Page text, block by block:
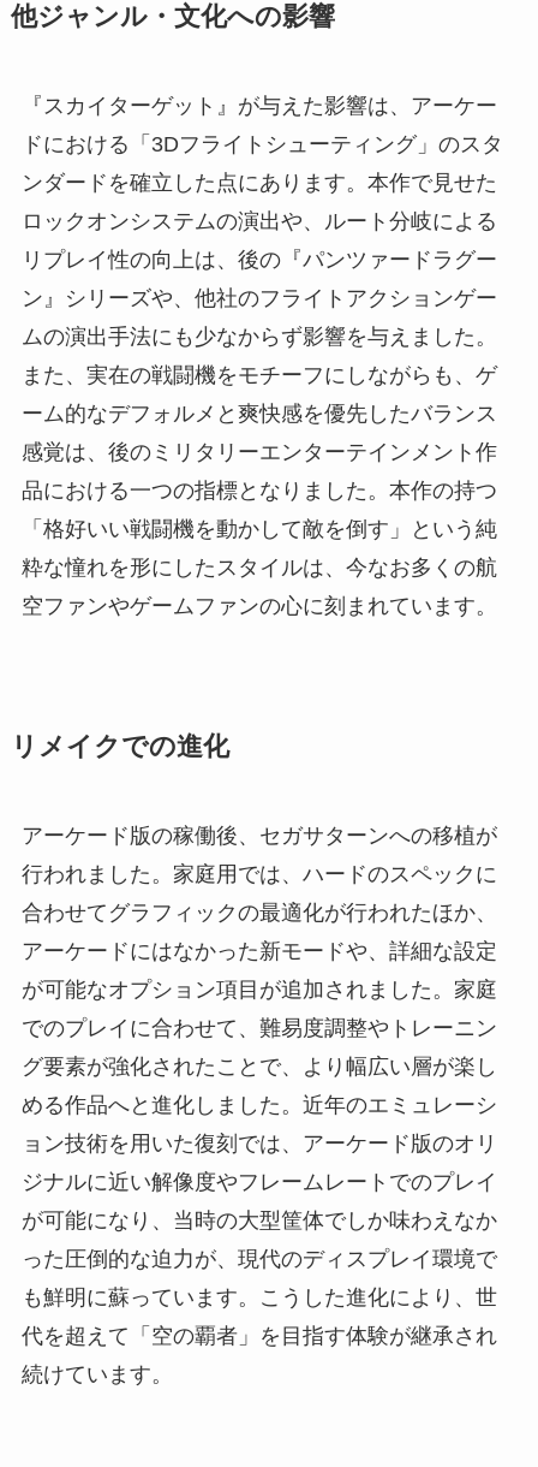
他ジャンル・文化への影響
『スカイターゲット』が与えた影響は、アーケー
ドにおける「3Dフライトシューティング」のスタ
ンダードを確立した点にあります。本作で見せた
ロックオンシステムの演出や、ルート分岐による
リプレイ性の向上は、後の『パンツァードラグー
ン』シリーズや、他社のフライトアクションゲー
ムの演出手法にも少なからず影響を与えました。
また、実在の戦闘機をモチーフにしながらも、ゲ
ーム的なデフォルメと爽快感を優先したバランス
感覚は、後のミリタリーエンターテインメント作
品における一つの指標となりました。本作の持つ
「格好いい戦闘機を動かして敵を倒す」という純
粋な憧れを形にしたスタイルは、今なお多くの航
空ファンやゲームファンの心に刻まれています。
リメイクでの進化
アーケード版の稼働後、セガサターンへの移植が
行われました。家庭用では、ハードのスペックに
合わせてグラフィックの最適化が行われたほか、
アーケードにはなかった新モードや、詳細な設定
が可能なオプション項目が追加されました。家庭
でのプレイに合わせて、難易度調整やトレーニン
グ要素が強化されたことで、より幅広い層が楽し
める作品へと進化しました。近年のエミュレーシ
ョン技術を用いた復刻では、アーケード版のオリ
ジナルに近い解像度やフレームレートでのプレイ
が可能になり、当時の大型筐体でしか味わえなか
った圧倒的な迫力が、現代のディスプレイ環境で
も鮮明に蘇っています。こうした進化により、世
代を超えて「空の覇者」を目指す体験が継承され
続けています。